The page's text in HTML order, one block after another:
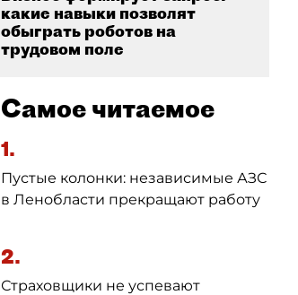
какие навыки позволят
обыграть роботов на
трудовом поле
Самое читаемое
1.
Пустые колонки: независимые АЗС
в Ленобласти прекращают работу
2.
Страховщики не успевают